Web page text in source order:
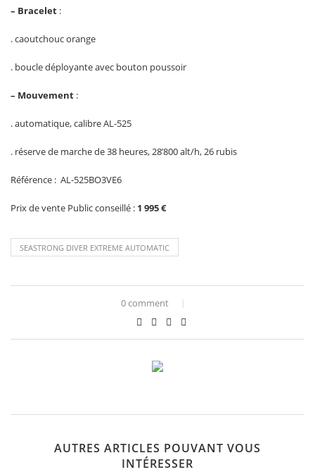
– Bracelet :
. caoutchouc orange
. boucle déployante avec bouton poussoir
– Mouvement :
. automatique, calibre AL-525
. réserve de marche de 38 heures, 28’800 alt/h, 26 rubis
Référence : AL-525BO3VE6
Prix de vente Public conseillé : 1 995 €
SEASTRONG DIVER EXTREME AUTOMATIC
0 comment
AUTRES ARTICLES POUVANT VOUS
INTÉRESSER